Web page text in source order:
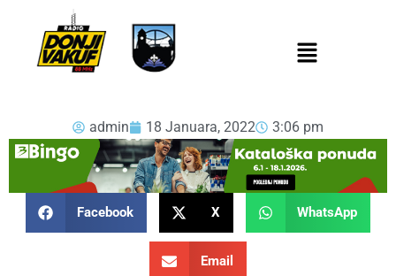
admin 18 Januara, 2022 3:06 pm
Facebook X WhatsApp
Email